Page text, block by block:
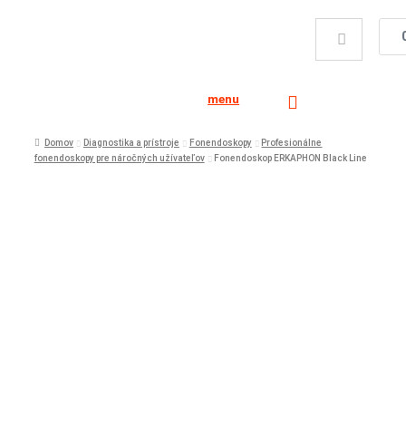
menu
Domov Diagnostika a prístroje Fonendoskopy
Profesionálne
fonendoskopy pre náročných užívateľov
Fonendoskop ERKAPHON Black Line